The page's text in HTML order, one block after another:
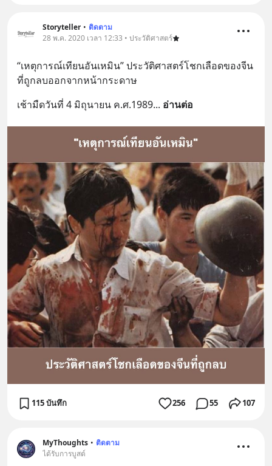
Storyteller • ติดตาม
28 พ.ค. 2020 เวลา 12:33 • ประวัติศาสตร์
“เหตุการณ์เทียนอันเหมิน” ประวัติศาสตร์โชกเลือดของจีน
ที่ถูกลบออกจากหน้ากระดาษ
เช้ามืดวันที่ 4 มิถุนายน ค.ศ.1989... อ่านต่อ
115 บันทึก 256 55 107
MyThoughts • ติดตาม
ได้รับการบูสต์